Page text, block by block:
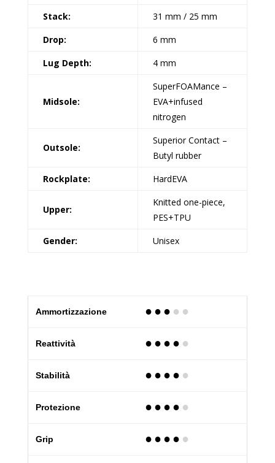
Stack:
31 mm / 25 mm
Drop:
6 mm
Lug Depth:
4 mm
Midsole:
SuperFOAMance –
EVA+infused
nitrogen
Outsole:
Superior Contact –
Butyl rubber
Rockplate:
HardEVA
Upper:
Knitted one-piece,
PES+TPU
Gender:
Unisex
Ammortizzazione ●●● ● ●
Reattività ●●●● ●
Stabilità ●●●● ●
Protezione ●●●● ●
Grip ●●●● ●